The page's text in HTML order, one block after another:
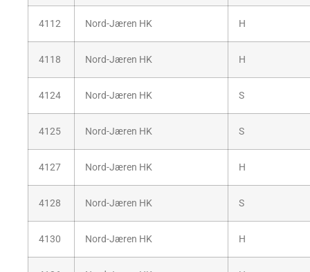
4112 Nord-Jæren HK H
4118 Nord-Jæren HK H
4124 Nord-Jæren HK S
4125 Nord-Jæren HK S
4127 Nord-Jæren HK H
4128 Nord-Jæren HK S
4130 Nord-Jæren HK H